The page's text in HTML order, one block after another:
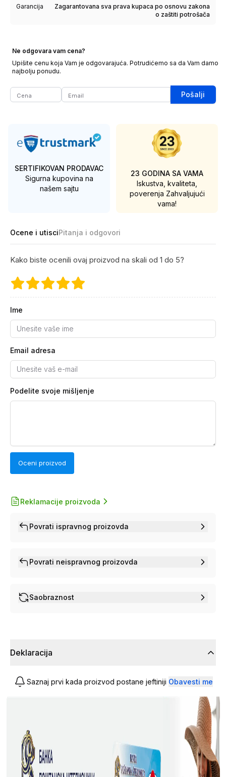
Garancija
Zagarantovana sva prava kupaca po osnovu zakona
o zaštiti potrošača
Ne odgovara vam cena?
Upišite cenu koja Vam je odgovarajuća. Potrudićemo sa da Vam damo
najbolju ponudu.
Pošalji
SERTIFIKOVAN PRODAVAC
Sigurna kupovina na
našem sajtu
23 GODINA SA VAMA
Iskustva, kvaliteta,
poverenja Zahvaljujući
vama!
Ocene i utisciPitanja i odgovori
Kako biste ocenili ovaj proizvod na skali od 1 do 5?
Ime
Email adresa
Podelite svoje mišljenje
Oceni proizvod
Reklamacije proizvoda
Povrati ispravnog proizovda
Povrati neispravnog proizovda
Saobraznost
Deklaracija
Saznaj prvi kada proizvod postane jeftiniji Obavesti me